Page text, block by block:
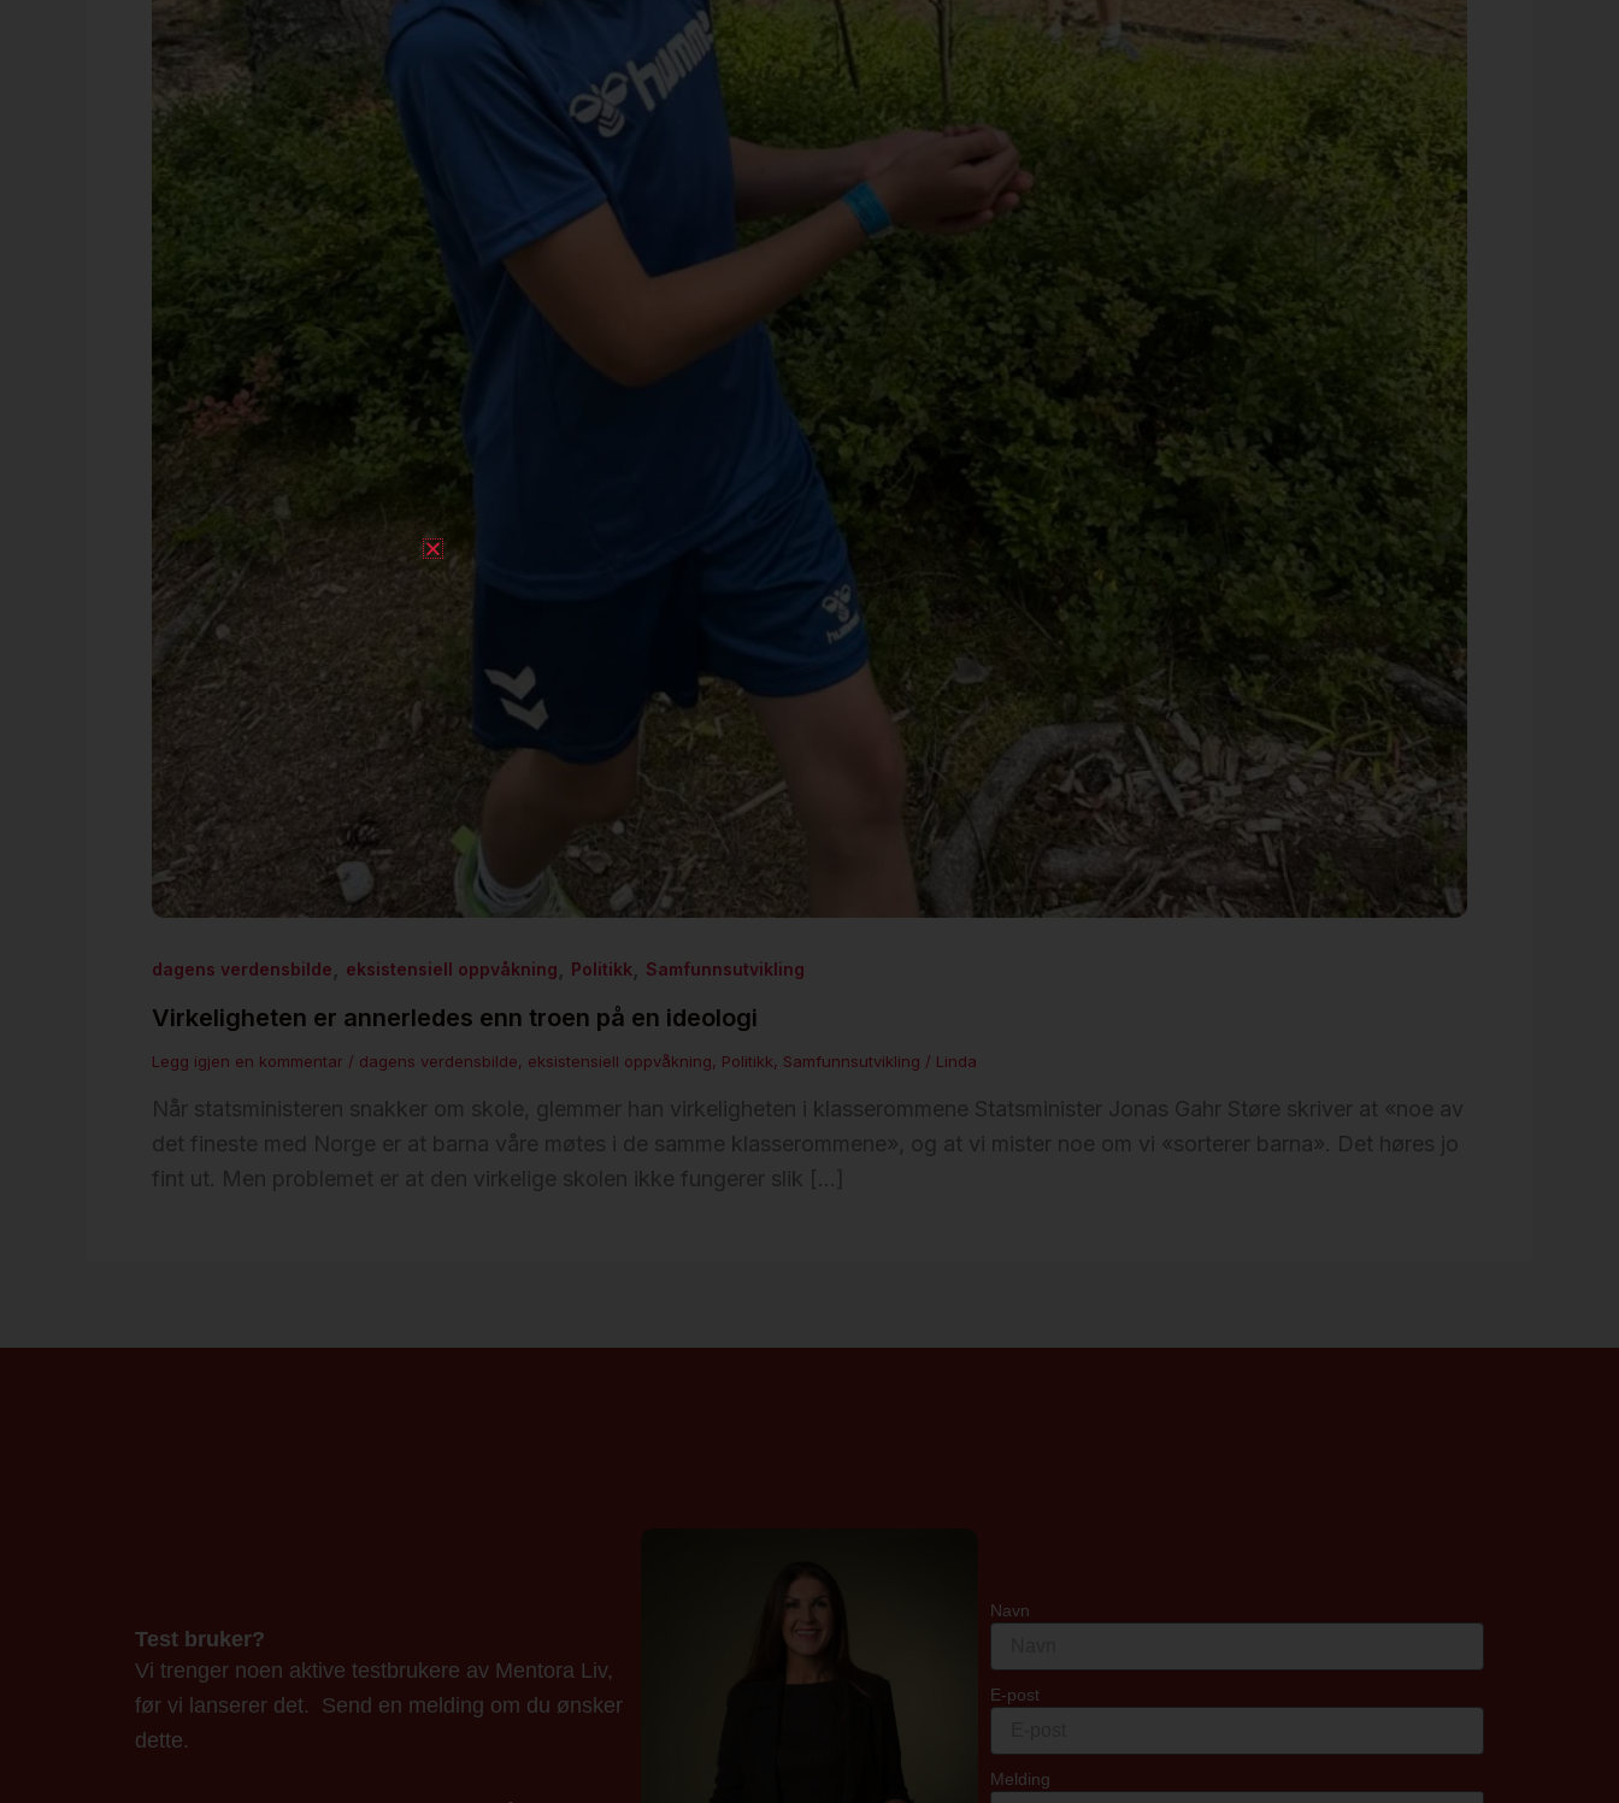
dagens verdensbilde eksistensiell oppvåkning Politikk Samfunnsutvikling
Virkeligheten er annerledes enn troen på en ideologi
Legg igjen en kommentar / dagens verdensbilde, eksistensiell oppvåkning, Politikk, Samfunnsutvikling / Linda
Når statsministeren snakker om skole, glemmer han virkeligheten i klasserommene Statsminister Jonas Gahr Støre skriver at «noe av
det fineste med Norge er at barna våre møtes i de samme klasserommene», og at vi mister noe om vi «sorterer barna». Det høres jo
fint ut. Men problemet er at den virkelige skolen ikke fungerer slik […]
Test bruker?
Vi trenger noen aktive testbrukere av Mentora Liv,
før vi lanserer det. Send en melding om du ønsker
dette.
Navn
E-post
Melding